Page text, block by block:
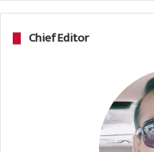
Chief Editor